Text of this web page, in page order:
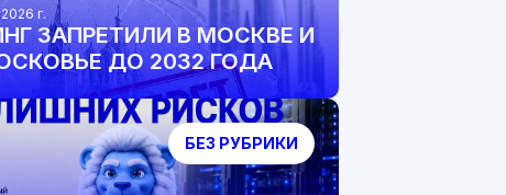
г.
ЗАПРЕТИЛИ В МОСКВЕ И
ДО 2032 ГОДА
БЕЗ РУБРИКИ